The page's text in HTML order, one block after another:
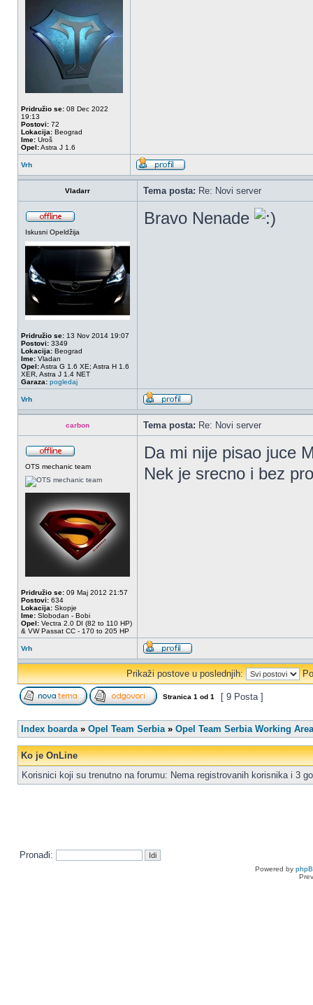
Pridružio se: 08 Dec 2022
19:13
Postovi: 72
Lokacija: Beograd
Ime: Uroš
Opel:Astra J 1.6
Vrh
Vladarr Tema posta: Re: Novi server
Iskusni Opeldžija
Pridružio se: 13 Nov 2014 19:07
Postovi: 3349
Lokacija: Beograd
Ime: Vladan
Opel:Astra G 1.6 XE; Astra H 1.6
XER, Astra J 1.4 NET
Garaza: pogledaj
Bravo Nenade
Vrh
carbon Tema posta: Re: Novi server
OTS mechanic team
Pridružio se: 09 Maj 2012 21:57
Postovi: 634
Lokacija: Skopje
Ime: Slobodan - Bobi
Opel: Vectra 2.0 DI (82 to 110 HP)
& VW Passat CC - 170 to 205 HP
Da mi nije pisao juce
Nek je srecno i bez
Vrh
Prikaži postove u poslednjih:
Stranica 1 od 1 [ 9 Posta ]
Index boarda» Opel Team Serbia» Opel Team Serbia Working Area
Ko je OnLine
Korisnici koji su trenutno na forumu: Nema registrovanih korisnika i 3
Pronađi:
Powered by